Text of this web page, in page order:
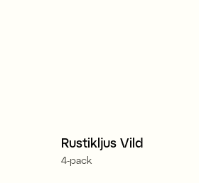
Rustikljus Vild
4-pack